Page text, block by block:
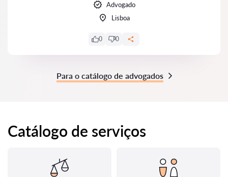
Advogado
Lisboa
0 0
Para o catálogo de advogados
Catálogo de serviços